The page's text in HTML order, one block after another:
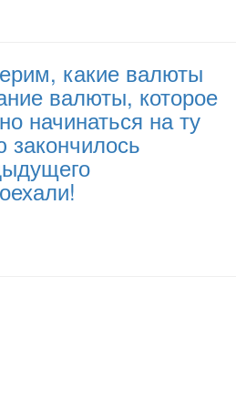
какие валюты
валюты, которое
начинаться на ту
закончилось